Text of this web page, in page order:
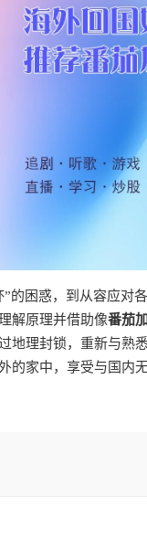
”的困惑，到从容应对
解原理并借助像番茄
地理封锁，重新与熟
的家中，享受与国内